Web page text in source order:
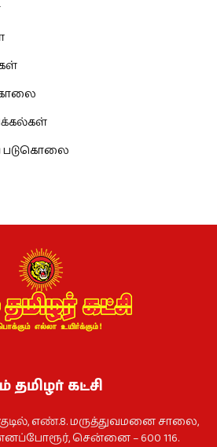
படுகொலை
தமிழர் கட்சி
எண்.8. மருத்துவமனை சாலை,
சென்னை – 600 116.